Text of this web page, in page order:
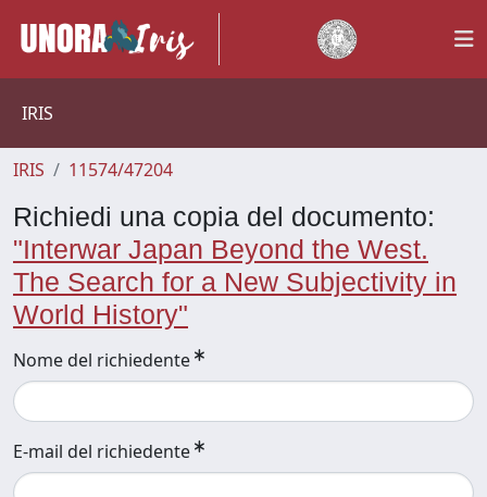
IRIS
IRIS 11574/47204
Richiedi una copia del documento:
"Interwar Japan Beyond the West.
The Search for a New Subjectivity in
World History"
Nome del richiedente
E-mail del richiedente